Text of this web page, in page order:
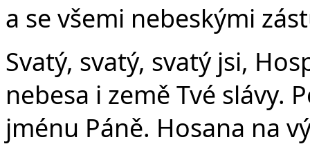
a se všemi nebeskými
Svatý, svatý, svatý jsi,
nebesa i země Tvé slávy.
jménu Páně. Hosana na